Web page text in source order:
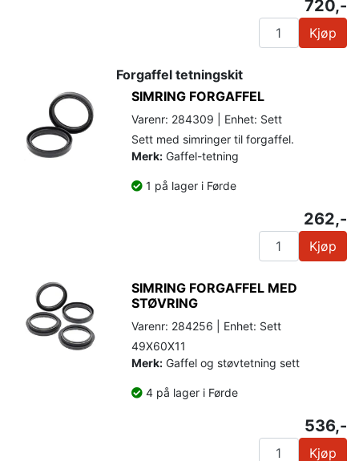
720,-
Kjøp
Forgaffel tetningskit
SIMRING FORGAFFEL
Varenr: 284309 | Enhet: Sett
Sett med simringer til forgaffel.
Merk: Gaffel-tetning
1 på lager i Førde
262,-
Kjøp
SIMRING FORGAFFEL MED
STØVRING
Varenr: 284256 | Enhet: Sett
49X60X11
Merk: Gaffel og støvtetning sett
4 på lager i Førde
536,-
Kjøp